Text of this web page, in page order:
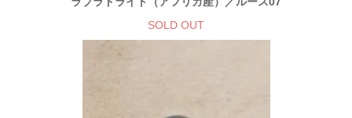
SOLD OUT